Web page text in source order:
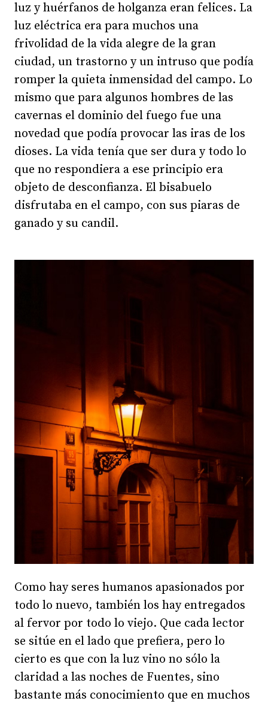
luz y huérfanos de holganza eran felices. La
luz eléctrica era para muchos una
frivolidad de la vida alegre de la gran
ciudad, un trastorno y un intruso que podía
romper la quieta inmensidad del campo. Lo
mismo que para algunos hombres de las
cavernas el dominio del fuego fue una
novedad que podía provocar las iras de los
dioses. La vida tenía que ser dura y todo lo
que no respondiera a ese principio era
objeto de desconfianza. El bisabuelo
disfrutaba en el campo, con sus piaras de
ganado y su candil.
Como hay seres humanos apasionados por
todo lo nuevo, también los hay entregados
al fervor por todo lo viejo. Que cada lector
se sitúe en el lado que prefiera, pero lo
cierto es que con la luz vino no sólo la
claridad a las noches de Fuentes, sino
bastante más conocimiento que en muchos